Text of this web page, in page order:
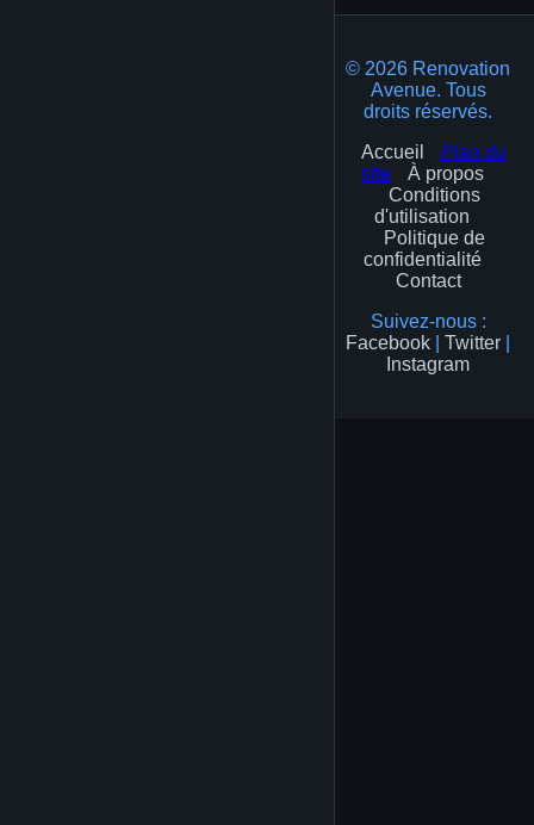
© 2026 Renovation
Avenue. Tous
droits réservés.
Accueil
Plan du
site
À propos
Conditions
d'utilisation
Politique de
confidentialité
Contact
Suivez-nous :
Facebook
Twitter
Instagram